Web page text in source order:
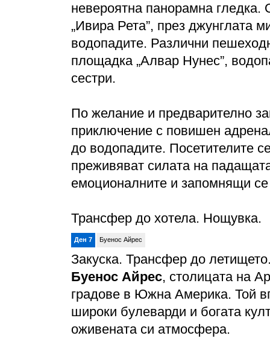
невероятна панорамна
„Ивира Рета”, през джунглата
водопадите. Различни
площадка „Алвар Нунес”,
сестри.
По желание и предварително
приключение с повишен
до водопадите. Посетителите
преживяват силата на
емоционалните и запомнящи
Трансфер до хотела. Нощувка.
Ден 7 Буенос Айрес
Закуска. Трансфер до
Буенос Айрес, столицата на
градове в Южна Америка. Той
широки булеварди и богата
оживената си атмосфера.